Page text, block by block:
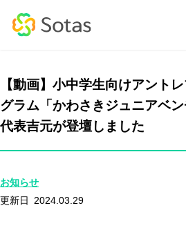
お知らせ
2024.03.29
【動画】小中学生向けアント
グラム「かわさきジュニアベ
代表吉元が登壇しました